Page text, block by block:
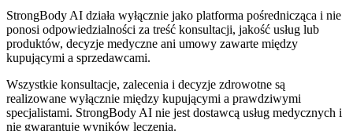
StrongBody AI działa wyłącznie jako platforma pośrednicząca i nie
ponosi odpowiedzialności za treść konsultacji, jakość usług lub
produktów, decyzje medyczne ani umowy zawarte między
kupującymi a sprzedawcami.
Wszystkie konsultacje, zalecenia i decyzje zdrowotne są
realizowane wyłącznie między kupującymi a prawdziwymi
specjalistami. StrongBody AI nie jest dostawcą usług medycznych i
nie gwarantuje wyników leczenia.